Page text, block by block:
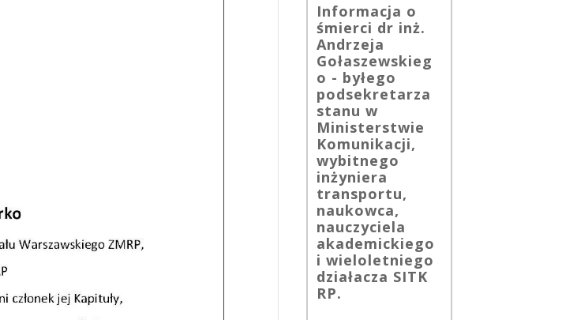
Informacja o
śmierci dr inż.
Andrzeja
Gołaszewskieg
o - byłego
podsekretarza
stanu w
Ministerstwie
Komunikacji,
wybitnego
inżyniera
transportu,
naukowca,
nauczyciela
akademickiego
i wieloletniego
działacza SITK
RP.